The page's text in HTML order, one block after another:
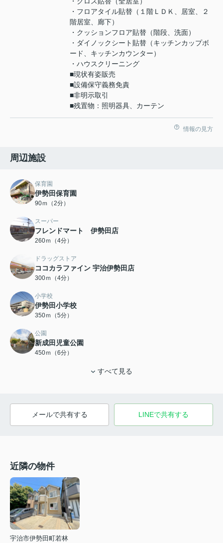
・フロアタイル貼替（１階ＬＤＫ、居室、２
階居室、廊下）
・クッションフロア貼替（階段、洗面）
・ダイノックシート貼替（キッチンカップボ
ード、キッチンカウンター）
・ハウスクリーニング
■現状有姿販売
■設備保守義務免責
■非明示取引
■残置物：照明器具、カーテン
情報の見方
周辺施設
保育園
伊勢田保育園
90ｍ（2分）
スーパー
フレンドマート 伊勢田店
260ｍ（4分）
ドラッグストア
ココカラファイン 宇治伊勢田店
300ｍ（4分）
小学校
伊勢田小学校
350ｍ（5分）
公園
新成田児童公園
450ｍ（6分）
すべて見る
メールで共有する LINEで共有する
近隣の物件
宇治市伊勢田町若林